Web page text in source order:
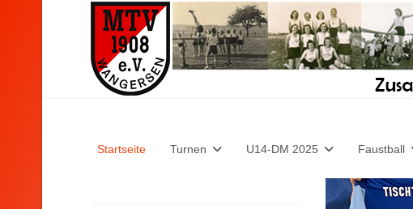
Startseite Turnen U14-DM 2025 Faustball